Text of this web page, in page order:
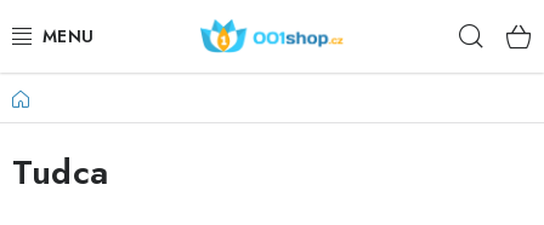
Inhalt
DOPLŇKY STRAVY
KOSMETIKA
Startseite
Tudca